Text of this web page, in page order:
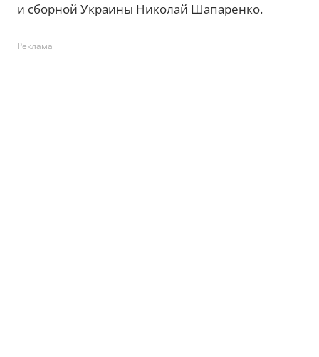
и сборной Украины Николай Шапаренко.
Реклама